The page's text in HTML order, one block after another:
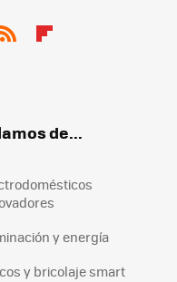
de...
y energía
y bricolaje smart